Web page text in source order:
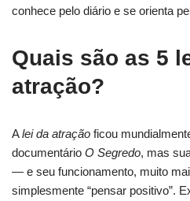
conhece pelo diário e se orienta
Quais são as 5
atração?
Alei da atração ficou
documentário O Segredo, mas
— e seu funcionamento, muito
simplesmente “pensar positivo”.